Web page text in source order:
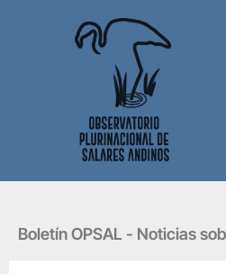
Boletín OPSAL - Noticias